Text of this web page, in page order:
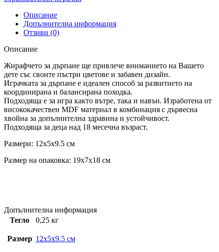
Описание
Допълнителна информация
Отзиви (0)
Описание
Жирафчето за дърпане ще привлече вниманието на Вашето
дете със своите пъстри цветове и забавен дизайн.
Играчката за дърпане е идеален способ за развитието на
координирана и балансирана походка.
Подходяща е за игра както вътре, така и навън. Изработена от
висококачествен MDF материал в комбинация с дървесна
хвойна за допълнителна здравина и устойчивост.
Подходяща за деца над 18 месечна възраст.
Размери: 12x5x9.5 см
Размер на опаковка: 19x7x18 см
Допълнителна информация
Тегло
0,25 кг
Размер 12x5x9.5 см